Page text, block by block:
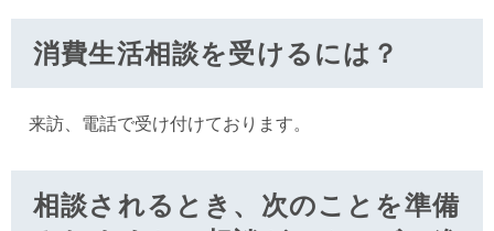
消費生活相談を受けるには？
来訪、電話で受け付けております。
相談されるとき、次のことを準備